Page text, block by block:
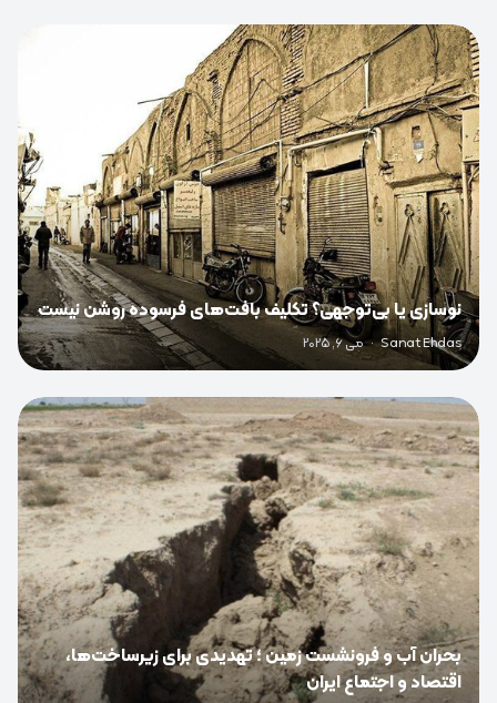
0
نوسازی یا بی‌توجهی؟ تکلیف بافت‌های فرسوده روشن نیست
Sanat Ehdas
· می 6, 2025
0
بحران آب و فرونشست زمین ؛ تهدیدی برای زیرساخت‌ها،
اقتصاد و اجتماع ایران